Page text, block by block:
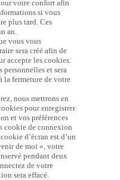
votre confort afin
si vous
plus tard. Ces
an.
vous vous
sera créé afin de
accepte les cookies.
et sera
la fermeture de votre
nous mettrons en
pour enregistrer
et vos préférences
cookie de connexion
d’écran est d’un
de moi », votre
pendant deux
de votre
sera effacé.